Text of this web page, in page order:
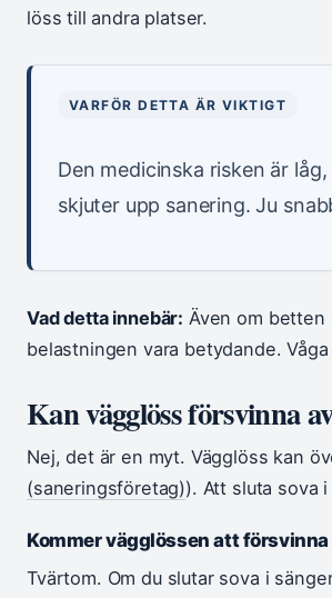
löss till andra platser.
VARFÖR DETTA ÄR VIKTIGT
Den medicinska risken är
skjuter upp sanering. Ju
Vad detta innebär: Även om betten
belastningen vara betydande.
Kan vägglöss försvinna
Nej, det är en myt. Vägglöss kan
(saneringsföretag)). Att sluta sova
Kommer vägglössen att
Tvärtom. Om du slutar sova i